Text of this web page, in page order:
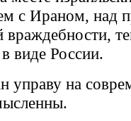
с Ираном, над
виде России.
управу на